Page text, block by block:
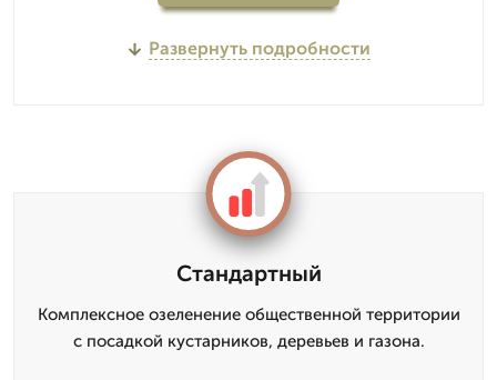
Развернуть подробности
Стандартный
Комплексное озеленение общественной территории
с посадкой кустарников, деревьев и газона.